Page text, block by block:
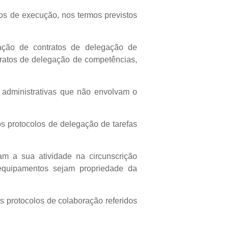
de execução, nos termos previstos
de contratos de delegação de
de delegação de competências,
que não envolvam o
protocolos de delegação de tarefas
a sua atividade na circunscrição
sejam propriedade da
protocolos de colaboração referidos